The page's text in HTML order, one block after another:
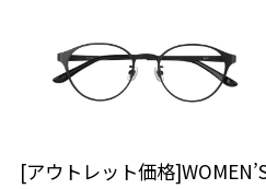
※着脱式サングラス：デモレンズ、アタッチ
タイプ
もっと見る
ダウン
[アウトレット価格